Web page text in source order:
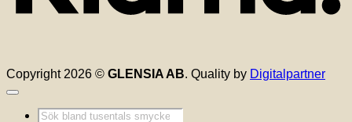
Copyright 2026 © GLENSIA AB. Quality by Digitalpartner
Produktsökning